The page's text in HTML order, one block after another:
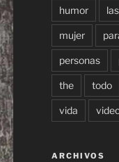
humor las
mujer
personas
the todo
vida
ARCHIVOS